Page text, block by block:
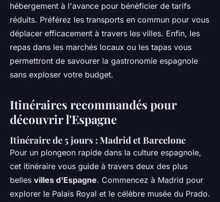
hébergement à l'avance pour bénéficier de tarifs
réduits. Préférez les transports en commun pour vous
déplacer efficacement à travers les villes. Enfin, les
repas dans les marchés locaux ou les tapas vous
permettront de savourer la gastronomie espagnole
sans exploser votre budget.
Itinéraires recommandés pour
découvrir l'Espagne
Itinéraire de 5 jours : Madrid et Barcelone
Pour un plongeon rapide dans la culture espagnole,
cet itinéraire vous guide à travers deux des plus
belles villes d'Espagne. Commencez à Madrid pour
explorer le Palais Royal et le célèbre musée du Prado.